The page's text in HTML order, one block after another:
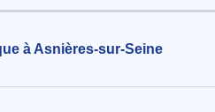
à Asnières-sur-Seine